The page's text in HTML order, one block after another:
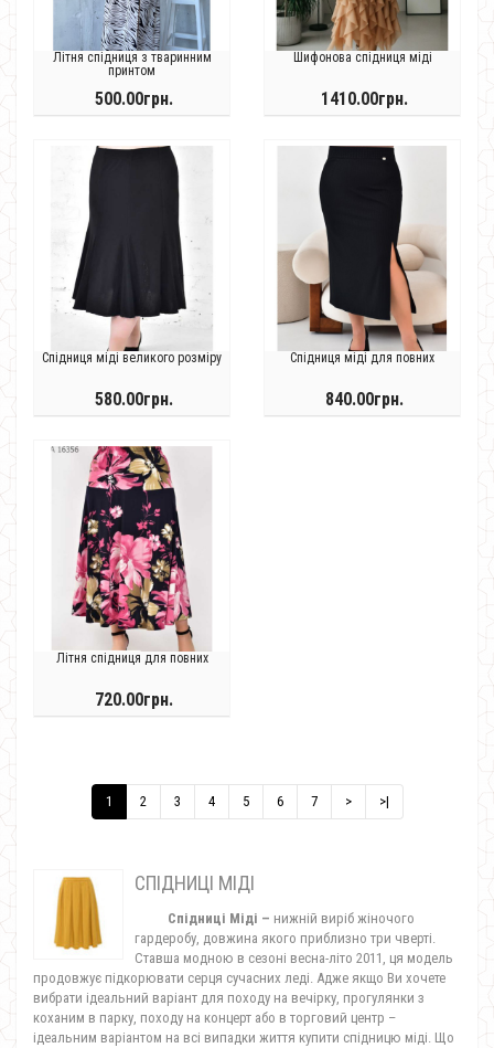
Літня спідниця з тваринним
принтом
500.00грн.
Шифонова спідниця міді
1410.00грн.
Спідниця міді великого розміру
580.00грн.
Спідниця міді для повних
840.00грн.
Літня спідниця для повних
720.00грн.
1 2 3 4 5 6 7 > >|
СПІДНИЦІ МІДІ
Спідниці Міді – нижній виріб жіночого
гардеробу, довжина якого приблизно три чверті.
Ставша модною в сезоні весна-літо 2011, ця модель
продовжує підкорювати серця сучасних леді. Адже якщо Ви хочете
вибрати ідеальний варіант для походу на вечірку, прогулянки з
коханим в парку, походу на концерт або в торговий центр –
ідеальним варіантом на всі випадки життя купити спідницю міді. Що